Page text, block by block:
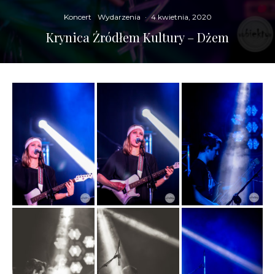
Koncert Wydarzenia · 4 kwietnia, 2020
Krynica Źródłem Kultury – Dżem